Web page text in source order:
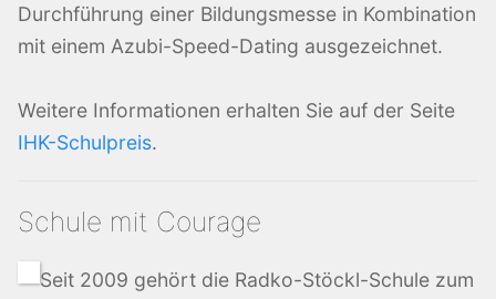
Durchführung einer Bildungsmesse in Kombination
mit einem Azubi-Speed-Dating ausgezeichnet.
Weitere Informationen erhalten Sie auf der Seite
IHK-Schulpreis.
Schule mit Courage
Seit 2009 gehört die Radko-Stöckl-Schule zum